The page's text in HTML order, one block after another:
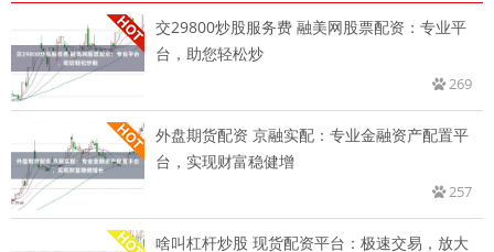
交29800炒股服务费 融美网股票配资：专业平
台，助您轻松炒
269
外盘期货配资 京融实配：专业金融资产配置平
台，实现财富稳健增
257
啥叫杠杆炒股 现货配资平台：极速交易，放大